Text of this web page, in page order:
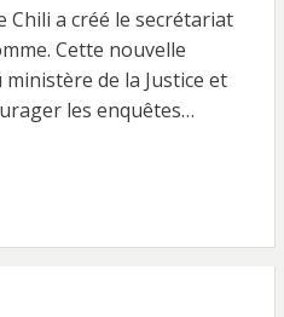
Chili a créé le secrétariat
Cette nouvelle
de la Justice et
les enquêtes…